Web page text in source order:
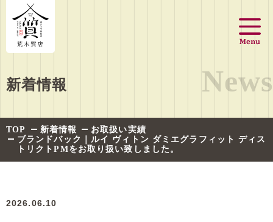
新着情報 News
TOP 新着情報
お取扱い実績
ブランドバック｜ルイ ヴィトン ダミエグラフィット ディス
トリクトPMをお取り扱い致しました。
2026.06.10